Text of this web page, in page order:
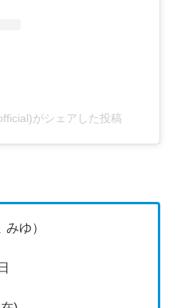
がシェアした投稿
ゆ）